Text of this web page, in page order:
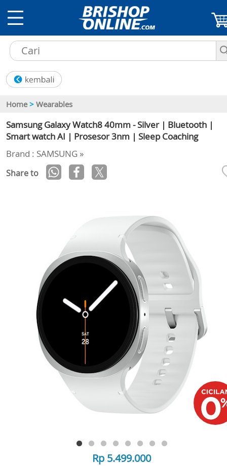
Home > Wearables
Samsung Galaxy Watch8 40mm - Silver | Bluetooth |
Smart watch AI | Prosesor 3nm | Sleep Coaching
Brand : SAMSUNG »
Share to
Rp 5.499.000